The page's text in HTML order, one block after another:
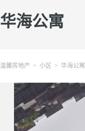
华海公寓
温馨房地产 > 小区 > 华海公寓